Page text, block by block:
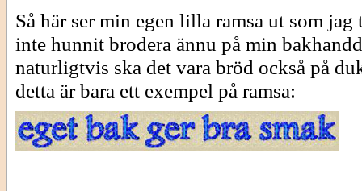
Så här ser min egen lilla ramsa ut som jag
inte hunnit brodera ännu på min
naturligtvis ska det vara bröd också på
detta är bara ett exempel på ramsa: